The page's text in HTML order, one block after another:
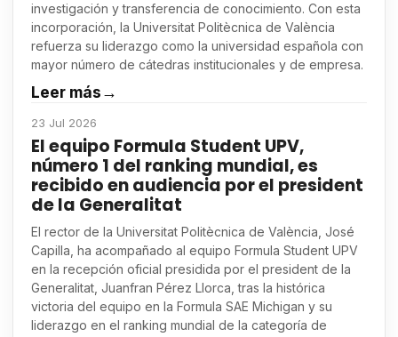
investigación y transferencia de conocimiento. Con esta
incorporación, la Universitat Politècnica de València
refuerza su liderazgo como la universidad española con
mayor número de cátedras institucionales y de empresa.
Leer más→
23 Jul 2026
El equipo Formula Student UPV,
número 1 del ranking mundial, es
recibido en audiencia por el president
de la Generalitat
El rector de la Universitat Politècnica de València, José
Capilla, ha acompañado al equipo Formula Student UPV
en la recepción oficial presidida por el president de la
Generalitat, Juanfran Pérez Llorca, tras la histórica
victoria del equipo en la Formula SAE Michigan y su
liderazgo en el ranking mundial de la categoría de